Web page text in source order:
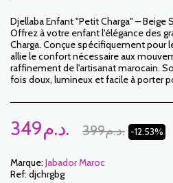
Djellaba Enfant "Petit Charga" – Beige
Offrez à votre enfant l'élégance des
Charga. Conçue spécifiquement pour
allie le confort nécessaire aux
raffinement de l'artisanat marocain.
fois doux, lumineux et facile à porter
349 د.م. 399 د.م. -12.53%
Marque: Jabador Maroc
Ref: djchrgbg